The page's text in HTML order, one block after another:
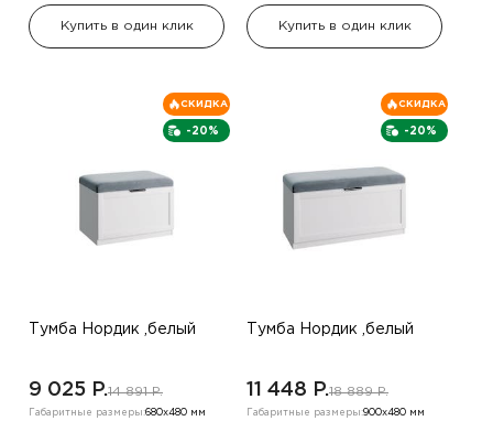
Купить в один клик Купить в один клик
-20%
СКИДКА
Тумба Нордик ,белый
9 025 P.14 891 P.
Габаритные размеры:680х480 мм
-20%
СКИДКА
Тумба Нордик ,белый
11 448 P.18 889 P.
Габаритные размеры:900х480 мм